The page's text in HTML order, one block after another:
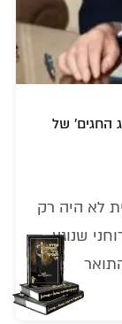
החגים' של
לא היה רק
שנוגע